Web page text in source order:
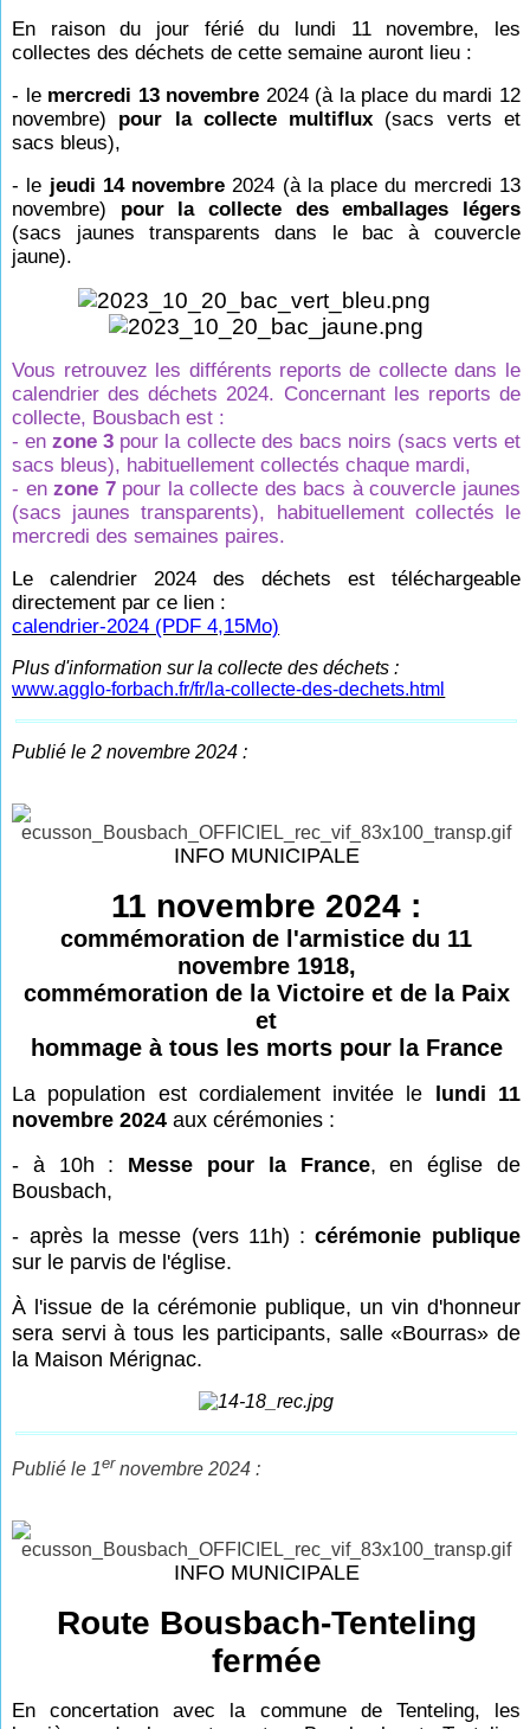
En raison du jour férié du lundi 11 novembre, les
collectes des déchets de cette semaine auront lieu :
- le mercredi 13 novembre 2024 (à la place du mardi 12
novembre) pour la collecte multiflux (sacs verts et
sacs bleus),
- le jeudi 14 novembre2024 (à la place du mercredi 13
novembre) pour la collecte des emballages légers
(sacs jaunes transparents dans le bac à couvercle
jaune).
Vous retrouvez les différents reports de collecte dans le
calendrier des déchets 2024. Concernant les reports de
collecte, Bousbach est :
- enzone 3 pour la collecte des bacs noirs (sacs verts et
sacs bleus), habituellement collectés chaque mardi,
- enzone 7pour la collecte des bacs à couvercle jaunes
(sacs jaunes transparents), habituellement collectés le
mercredi des semaines paires.
Le calendrier 2024 des déchets est téléchargeable
directement par ce lien :
calendrier-2024 (PDF 4,15Mo)
Plus d'information sur la collecte des déchets :
www.agglo-forbach.fr/fr/la-collecte-des-dechets.html
Publié le 2 novembre 2024 :
INFO MUNICIPALE
11 novembre 2024 :
commémoration de l'armistice du 11
novembre 1918,
commémoration de la Victoire et de la Paix
et
hommage à tous les morts pour la France
La population est cordialement invitée le
lundi 11
novembre 2024 aux cérémonies :
- à 10h : Messe pour la France, en église de
Bousbach,
- après la messe (vers 11h) :cérémonie publique
sur le parvis de l'église.
À l'issue de la cérémonie publique, un vin d'honneur
sera servi à tous les participants, salle «Bourras» de
la Maison Mérignac.
Publié le 1er novembre 2024 :
INFO MUNICIPALE
Route Bousbach-Tenteling
fermée
En concertation avec la commune de Tenteling, les